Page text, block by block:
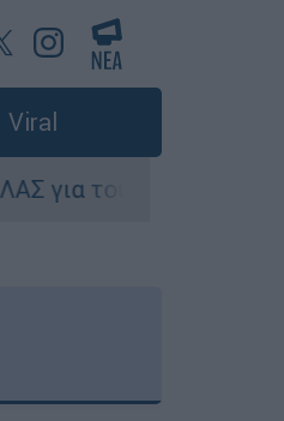
Viral
τουριστριών